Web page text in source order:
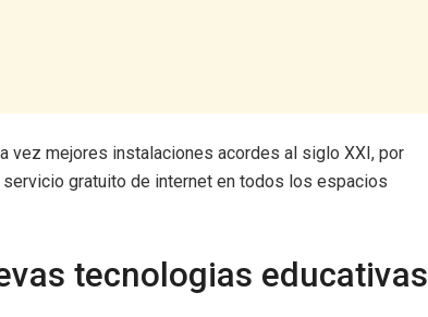
vez mejores instalaciones acordes al siglo XXI, por
gratuito de internet en todos los espacios
tecnologias educativas